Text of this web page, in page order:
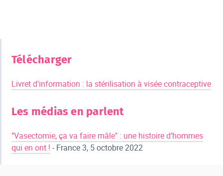
Télécharger
Livret d'information : la stérilisation à visée contraceptive
Les médias en parlent
"Vasectomie, ça va faire mâle" : une histoire d’hommes
qui en ont ! - France 3, 5 octobre 2022